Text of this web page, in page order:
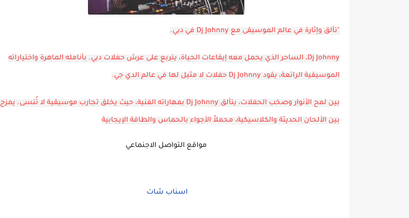
"تألق وإثارة في عالم الموسيقى مع Dj Johnny في دبي.
Dj Johnny، الساحر الذي يحمل معه إيقاعات الحياة، يتربع على عرش حفلات دبي. بأنامله الماهرة واختياراته
الموسيقية الرائعة، يقود Dj Johnny حفلات لا مثيل لها في عالم الدي جي.
بين لمح الأنوار وصخب الحفلات، يتألق Dj Johnny بمهاراته الفنية، حيث يخلق تجارب موسيقية لا تُنسى. يمزج
بين الألحان الحديثة والكلاسيكية، محملاً الأجواء بالحماس والطاقة الإيجابية
مواقع التواصل الاجنماعي
اسناب شات